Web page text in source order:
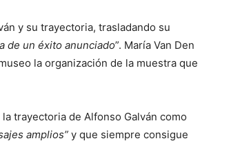
y su trayectoria, trasladando su
de un éxito anunciado”. María Van Den
la organización de la muestra que
trayectoria de Alfonso Galván como
amplios” y que siempre consigue